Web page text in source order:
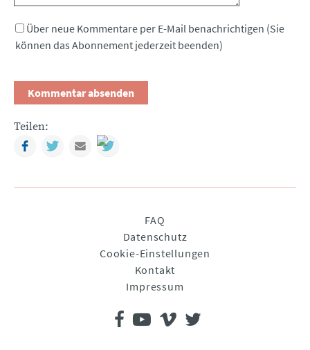
Über neue Kommentare per E-Mail benachrichtigen (Sie
können das Abonnement jederzeit beenden)
Teilen:
FacebookTwitterMail
FAQ
Datenschutz
Cookie-Einstellungen
Kontakt
Impressum